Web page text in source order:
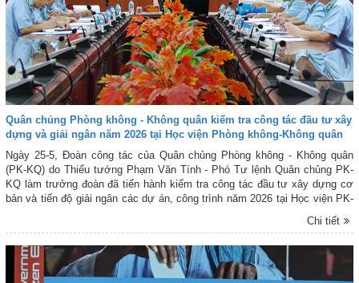
Quân chủng Phòng không - Không quân kiểm tra công tác đầu tư xây
dựng và giải ngân năm 2026 tại Học viện Phòng không-Không quân
Ngày 25-5, Đoàn công tác của Quân chủng Phòng không - Không quân
(PK-KQ) do Thiếu tướng Phạm Văn Tính - Phó Tư lệnh Quân chủng PK-
KQ làm trưởng đoàn đã tiến hành kiểm tra công tác đầu tư xây dựng cơ
bản và tiến độ giải ngân các dự án, công trình năm 2026 tại Học viện PK-
Chi tiết